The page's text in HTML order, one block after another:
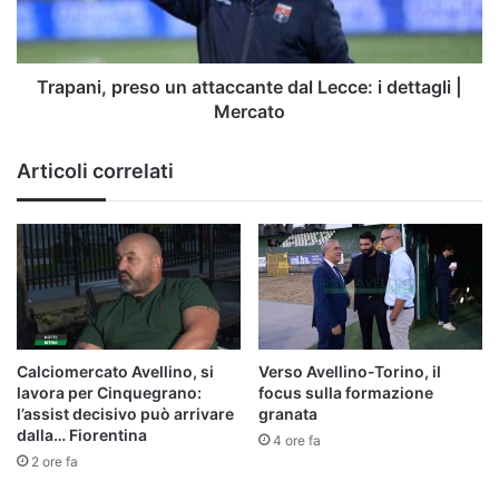
dettagli
|
Mercato
Trapani, preso un attaccante dal Lecce: i dettagli |
Mercato
Articoli correlati
Calciomercato Avellino, si
lavora per Cinquegrano:
l’assist decisivo può arrivare
dalla… Fiorentina
2 ore fa
Verso Avellino-Torino, il
focus sulla formazione
granata
4 ore fa